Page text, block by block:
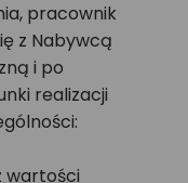
pracownik
z Nabywcą
i po
realizacji
wartości